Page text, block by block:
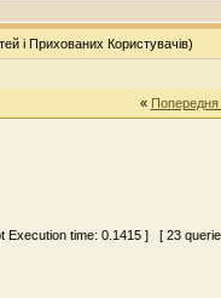
і Прихованих Користувачів)
«
Execution time: 0.1415 ] [ 23